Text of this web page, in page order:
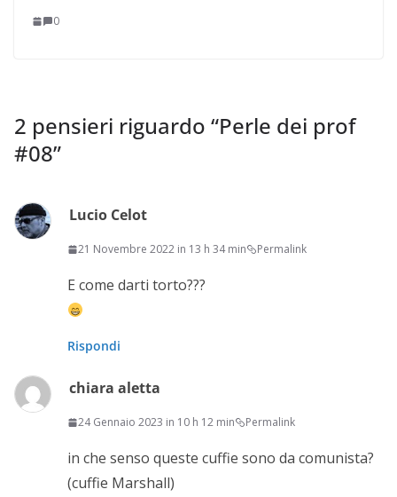
0
2 pensieri riguardo “Perle dei prof
#08”
Lucio Celot
21 Novembre 2022 in 13 h 34 min Permalink
E come darti torto???
Rispondi
chiara aletta
24 Gennaio 2023 in 10 h 12 min Permalink
in che senso queste cuffie sono da comunista?
(cuffie Marshall)